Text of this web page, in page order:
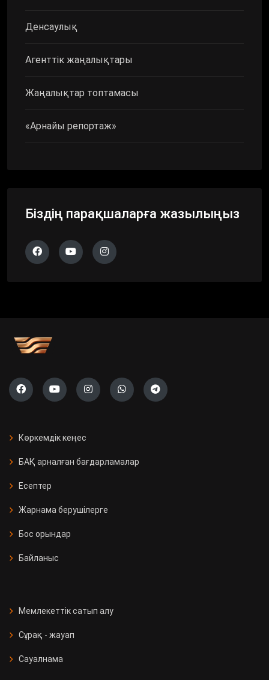
Денсаулық
Агенттік жаңалықтары
Жаңалықтар топтамасы
«Арнайы репортаж»
Біздің парақшаларға жазылыңыз
Көркемдік кеңес
БАҚ арналған бағдарламалар
Есептер
Жарнама берушілерге
Бос орындар
Байланыс
Мемлекеттік сатып алу
Сұрақ - жауап
Сауалнама